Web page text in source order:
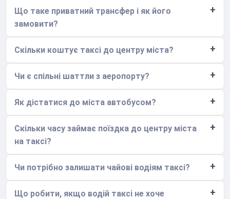
Що таке приватний трансфер і як його
замовити?
Скільки коштує таксі до центру міста?
Чи є спільні шаттли з аеропорту?
Як дістатися до міста автобусом?
Скільки часу займає поїздка до центру міста
на таксі?
Чи потрібно залишати чайові водіям таксі?
Що робити, якщо водій таксі не хоче